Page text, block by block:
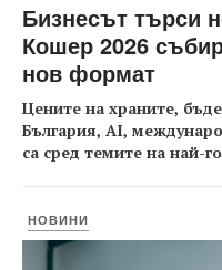
Бизнесът търси
Кошер 2026
нов формат
Цените на храните,
България, AI,
са сред темите на най-
НОВИНИ